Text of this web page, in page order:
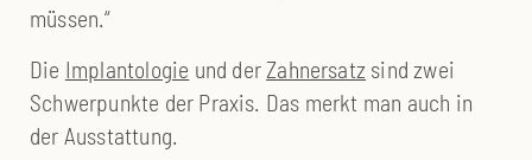
müssen.“
Die Implantologie und der Zahnersatz sind zwei
Schwer­punkte der Praxis. Das merkt man auch in
der Aus­stattung.